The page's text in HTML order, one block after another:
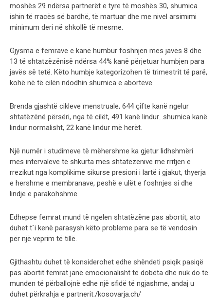
moshës 29 ndërsa partnerët e tyre të moshës 30, shumica
ishin të rracës së bardhë, të martuar dhe me nivel arsimimi
minimum deri në shkollë të mesme.
Gjysma e femrave e kanë humbur foshnjen mes javës 8 dhe
13 të shtatzëzënisë ndërsa 44% kanë përjetuar humbjen para
javës së tetë. Këto humbje kategorizohen të trimestrit të parë,
kohë në të cilën ndodhin shumica e aborteve.
Brenda gjashtë cikleve menstruale, 644 çifte kanë ngelur
shtatëzënë përsëri, nga të cilët, 491 kanë lindur…shumica kanë
lindur normalisht, 22 kanë lindur më herët.
Një numër i studimeve të mëhershme ka gjetur lidhshmëri
mes intervaleve të shkurta mes shtatëzënive me rritjen e
rrezikut nga komplikime sikurse presioni i lartë i gjakut, thyerja
e hershme e membranave, peshë e ulët e foshnjes si dhe
lindje e parakohshme.
Edhepse femrat mund të ngelen shtatëzëne pas abortit, ato
duhet t`i kenë parasysh këto probleme para se të vendosin
për një veprim të tillë.
Gjithashtu duhet të konsiderohet edhe shëndeti psiqik pasiqë
pas abortit femrat janë emocionalisht të dobëta dhe nuk do të
munden të përballojnë edhe një sfidë të ngjashme, andaj u
duhet përkrahja e partnerit./kosovarja.ch/